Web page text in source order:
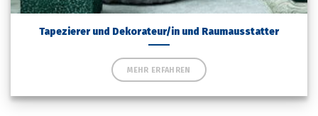
Tapezierer und Dekorateur/in und Raumausstatter
MEHR ERFAHREN